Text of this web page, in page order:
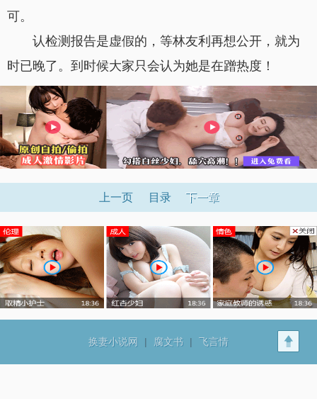
可。
认检测报告是虚假的，等林友利再想公开，就为
时已晚了。到时候大家只会认为她是在蹭热度！
上一页 目录 下一章
换妻小说网 | 腐文书 | 飞言情